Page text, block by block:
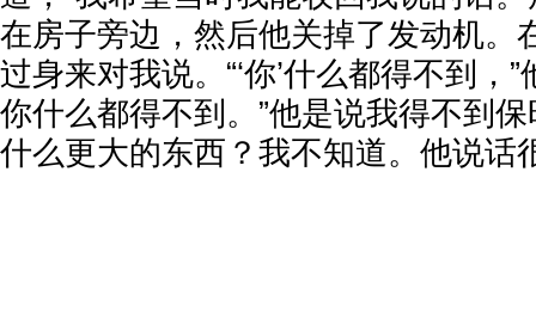
在房子旁边，然后他关掉了发动机。
过身来对我说。“‘你’什么都得不到，
你什么都得不到。”他是说我得不到
什么更大的东西？我不知道。他说话